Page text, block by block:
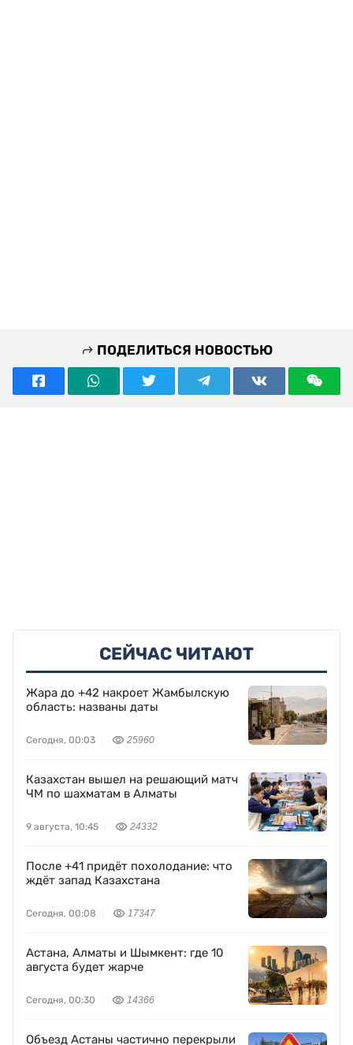
ПОДЕЛИТЬСЯ НОВОСТЬЮ
СЕЙЧАС ЧИТАЮТ
Жара до +42 накроет Жамбылскую
область: названы даты
Сегодня, 00:03 25960
Казахстан вышел на решающий матч
ЧМ по шахматам в Алматы
9 августа, 10:45 24332
После +41 придёт похолодание: что
ждёт запад Казахстана
Сегодня, 00:08 17347
Астана, Алматы и Шымкент: где 10
августа будет жарче
Сегодня, 00:30 14366
Объезд Астаны частично перекрыли